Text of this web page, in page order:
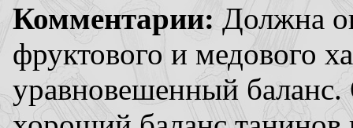
Комментарии: Должна
фруктового и медового
уравновешенный